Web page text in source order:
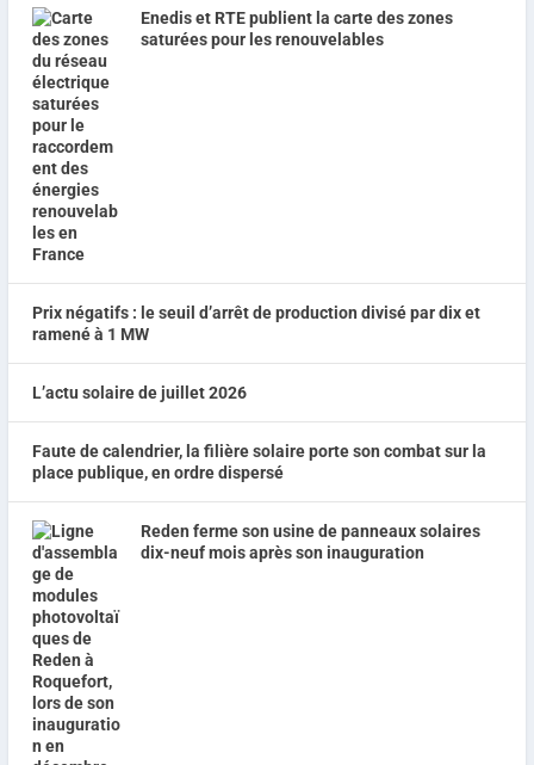
Enedis et RTE publient la carte des zones
saturées pour les renouvelables
Prix négatifs : le seuil d’arrêt de production divisé par dix et
ramené à 1 MW
L’actu solaire de juillet 2026
Faute de calendrier, la filière solaire porte son combat sur la
place publique, en ordre dispersé
Reden ferme son usine de panneaux solaires
dix-neuf mois après son inauguration